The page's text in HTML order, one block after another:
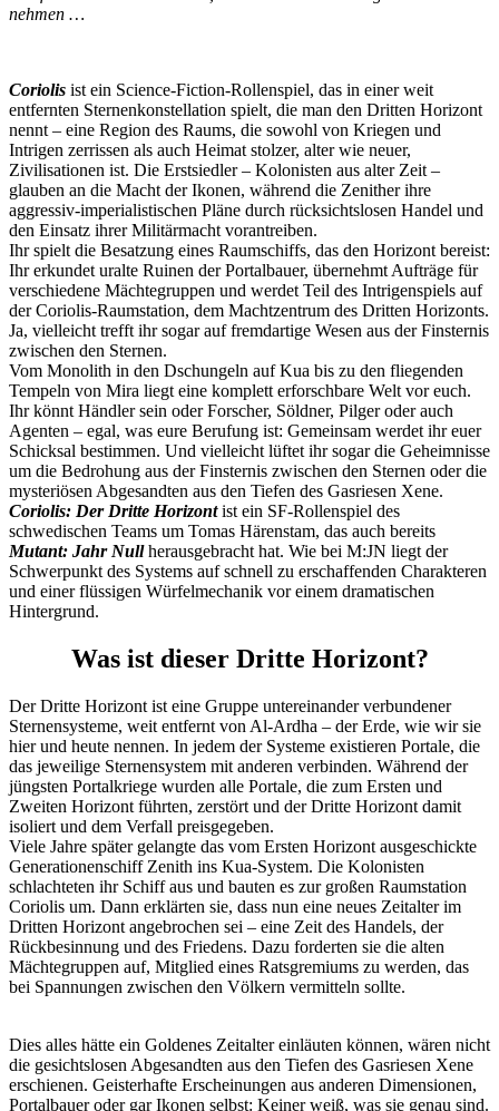
nehmen …
Coriolis ist ein Science-Fiction-Rollenspiel, das in einer weit
entfernten Sternenkonstellation spielt, die man den Dritten Horizont
nennt – eine Region des Raums, die sowohl von Kriegen und
Intrigen zerrissen als auch Heimat stolzer, alter wie neuer,
Zivilisationen ist. Die Erstsiedler – Kolonisten aus alter Zeit –
glauben an die Macht der Ikonen, während die Zenither ihre
aggressiv-imperialistischen Pläne durch rücksichtslosen Handel und
den Einsatz ihrer Militärmacht vorantreiben.
Ihr spielt die Besatzung eines Raumschiffs, das den Horizont bereist:
Ihr erkundet uralte Ruinen der Portalbauer, übernehmt Aufträge für
verschiedene Mächtegruppen und werdet Teil des Intrigenspiels auf
der Coriolis-Raumstation, dem Machtzentrum des Dritten Horizonts.
Ja, vielleicht trefft ihr sogar auf fremdartige Wesen aus der Finsternis
zwischen den Sternen.
Vom Monolith in den Dschungeln auf Kua bis zu den fliegenden
Tempeln von Mira liegt eine komplett erforschbare Welt vor euch.
Ihr könnt Händler sein oder Forscher, Söldner, Pilger oder auch
Agenten – egal, was eure Berufung ist: Gemeinsam werdet ihr euer
Schicksal bestimmen. Und vielleicht lüftet ihr sogar die Geheimnisse
um die Bedrohung aus der Finsternis zwischen den Sternen oder die
mysteriösen Abgesandten aus den Tiefen des Gasriesen Xene.
Coriolis: Der Dritte Horizontist ein SF-Rollenspiel des
schwedischen Teams um Tomas Härenstam, das auch bereits
Mutant: Jahr Nullherausgebracht hat. Wie bei M:JN liegt der
Schwerpunkt des Systems auf schnell zu erschaffenden Charakteren
und einer flüssigen Würfelmechanik vor einem dramatischen
Hintergrund.
Was ist dieser Dritte Horizont?
Der Dritte Horizont ist eine Gruppe untereinander verbundener
Sternensysteme, weit entfernt von Al-Ardha – der Erde, wie wir sie
hier und heute nennen. In jedem der Systeme existieren Portale, die
das jeweilige Sternensystem mit anderen verbinden. Während der
jüngsten Portalkriege wurden alle Portale, die zum Ersten und
Zweiten Horizont führten, zerstört und der Dritte Horizont damit
isoliert und dem Verfall preisgegeben.
Viele Jahre später gelangte das vom Ersten Horizont ausgeschickte
Generationenschiff Zenith ins Kua-System. Die Kolonisten
schlachteten ihr Schiff aus und bauten es zur großen Raumstation
Coriolis um. Dann erklärten sie, dass nun eine neues Zeitalter im
Dritten Horizont angebrochen sei – eine Zeit des Handels, der
Rückbesinnung und des Friedens. Dazu forderten sie die alten
Mächtegruppen auf, Mitglied eines Ratsgremiums zu werden, das
bei Spannungen zwischen den Völkern vermitteln sollte.
Dies alles hätte ein Goldenes Zeitalter einläuten können, wären nicht
die gesichtslosen Abgesandten aus den Tiefen des Gasriesen Xene
erschienen. Geisterhafte Erscheinungen aus anderen Dimensionen,
Portalbauer oder gar Ikonen selbst: Keiner weiß, was sie genau sind.